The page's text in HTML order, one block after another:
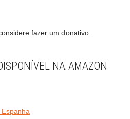
fazer um donativo.
NA AMAZON